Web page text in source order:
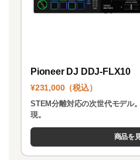
Pioneer DJ DDJ-FLX10
¥231,000（税込）
STEM分離対応の次世代モデル
現。
商品を